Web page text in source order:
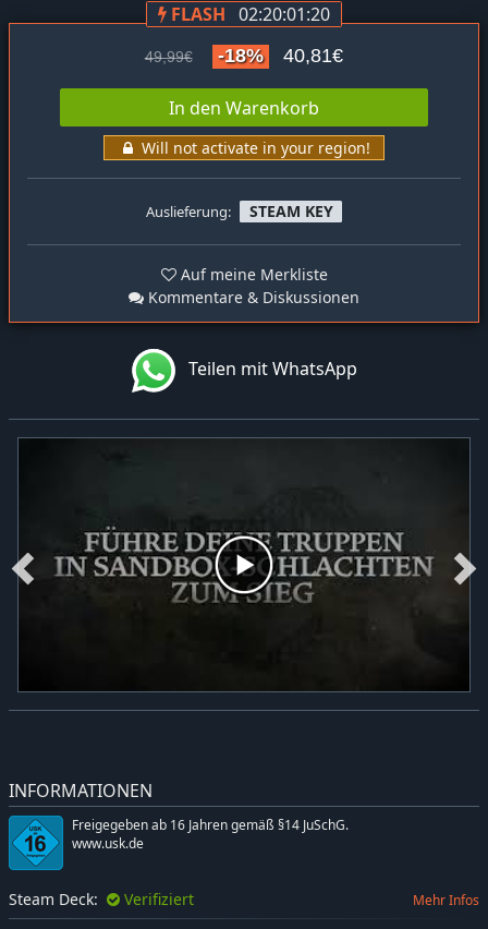
FLASH 02:20:01:19
49,99€ -18% 40,81€
In den Warenkorb
Will not activate in your region!
Auslieferung: STEAM KEY
Auf meine Merkliste
Kommentare & Diskussionen
Teilen mit WhatsApp
INFORMATIONEN
Freigegeben ab 16 Jahren gemäß §14 JuSchG.
www.usk.de
Steam Deck: Verifiziert Mehr Infos